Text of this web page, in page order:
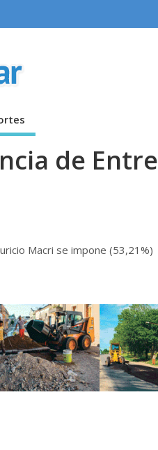
de Entre
Macri se impone (53,21%)